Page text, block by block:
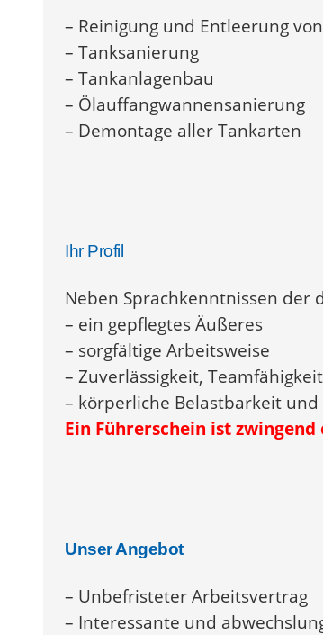
– Reinigung und Entleerung
– Tanksanierung
– Tankanlagenbau
– Ölauffangwannensanierung
– Demontage aller Tankarten
Ihr Profil
Neben Sprachkenntnissen der
– ein gepflegtes Äußeres
– sorgfältige Arbeitsweise
– Zuverlässigkeit,
– körperliche Belastbarkeit
Ein Führerschein ist
Unser Angebot
– Unbefristeter Arbeitsvertrag
– Interessante und